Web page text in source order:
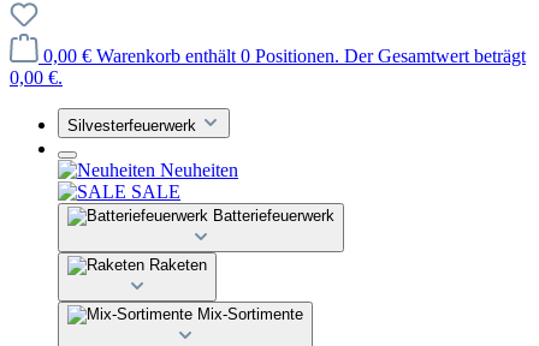
0,00 € Warenkorb enthält 0 Positionen. Der Gesamtwert beträgt
0,00 €.
Silvesterfeuerwerk
Neuheiten
SALE
Batteriefeuerwerk
Raketen
Mix-Sortimente